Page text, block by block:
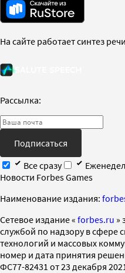
На сайте работает синтез речи
Рассылка:
Подписаться
Все сразу
Новости Forbes Games
Наименование издания:
Cетевое издание « forbes.ru »
службой по надзору в сфере
технологий и массовых
номер и дата принятия
ФС77-82431 от 23 декабря